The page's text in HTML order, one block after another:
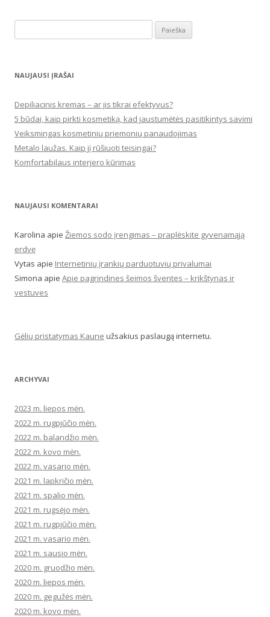
NAUJAUSI ĮRAŠAI
Depiliacinis kremas – ar jis tikrai efektyvus?
5 būdai, kaip pirkti kosmetiką, kad jaustumėtės pasitikintys savimi
Veiksmingas kosmetinių priemonių panaudojimas
Metalo laužas. Kaip jį rūšiuoti teisingai?
Komfortabilaus interjero kūrimas
NAUJAUSI KOMENTARAI
Karolina apie Žiemos sodo įrengimas – praplėskite gyvenamąją
erdvę
Vytas apie Internetinių įrankių parduotuvių privalumai
Simona apie Apie pagrindines šeimos šventes – krikštynas ir
vestuves
Gėlių pristatymas Kaune užsakius paslaugą internetu.
ARCHYVAI
2023 m. liepos mėn.
2022 m. rugpjūčio mėn.
2022 m. balandžio mėn.
2022 m. kovo mėn.
2022 m. vasario mėn.
2021 m. lapkričio mėn.
2021 m. spalio mėn.
2021 m. rugsėjo mėn.
2021 m. rugpjūčio mėn.
2021 m. vasario mėn.
2021 m. sausio mėn.
2020 m. gruodžio mėn.
2020 m. liepos mėn.
2020 m. gegužės mėn.
2020 m. kovo mėn.